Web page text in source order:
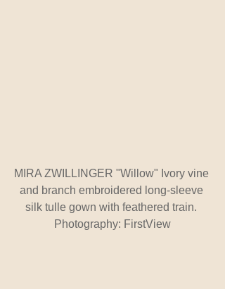
MIRA ZWILLINGER "Willow" Ivory vine
and branch embroidered long-sleeve
silk tulle gown with feathered train.
Photography: FirstView